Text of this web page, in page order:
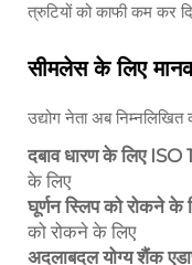
त्रुटियों को काफी कम कर
सीमलेस के लिए
उद्योग नेता अब निम्नलिखित
दबाव धारण के लिए
के लिए
घूर्णन स्लिप को रोकने
को रोकने के लिए
अदलाबदल योग्य शैंक